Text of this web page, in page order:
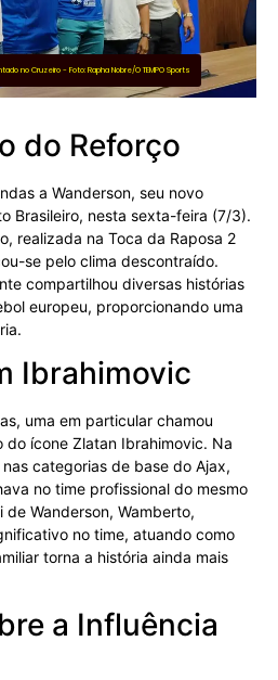
no Cruzeiro - Foto: Rapha Nobre/O TEMPO Sports
do Reforço
a Wanderson, seu novo
Brasileiro, nesta sexta-feira (7/3).
realizada na Toca da Raposa 2
se pelo clima descontraído.
compartilhou diversas histórias
europeu, proporcionando uma
Ibrahimovic
uma em particular chamou
ícone Zlatan Ibrahimovic. Na
categorias de base do Ajax,
no time profissional do mesmo
Wanderson, Wamberto,
no time, atuando como
torna a história ainda mais
a Influência